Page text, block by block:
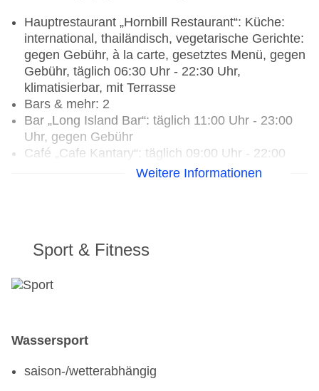
Hauptrestaurant „Hornbill Restaurant“: Küche:
international, thailändisch, vegetarische Gerichte:
gegen Gebühr, à la carte, gesetztes Menü, gegen
Gebühr, täglich 06:30 Uhr - 22:30 Uhr,
klimatisierbar, mit Terrasse
Bars & mehr: 2
Bar „Long Island Bar“: täglich 11:00 Uhr - 23:00
Uhr, gegen Gebühr
Café „Cafe Kantary“: täglich 09:00 Uhr - 22:00
Weitere Informationen
Sport & Fitness
Wassersport
saison-/wetterabhängig